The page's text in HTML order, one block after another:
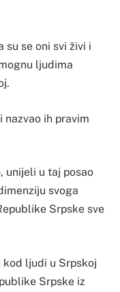
su se oni svi živi i
ljudima
nazvao ih pravim
unijeli u taj posao
svoga
Srpske sve
kod ljudi u Srpskoj
Srpske iz